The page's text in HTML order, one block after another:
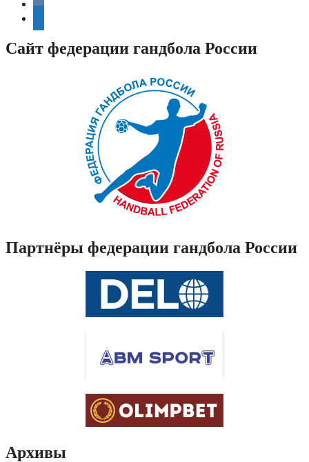
Сайт федерации гандбола России
Партнёры федерации гандбола России
Архивы